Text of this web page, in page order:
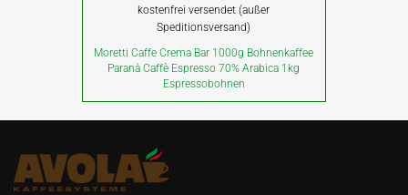
kostenfrei versendet (außer
Speditionsversand)
Moretti Caffe Crema Bar 1000g Bohnenkaffee
Paranà Caffè Espresso 70% Arabica 1kg
Espressobohnen